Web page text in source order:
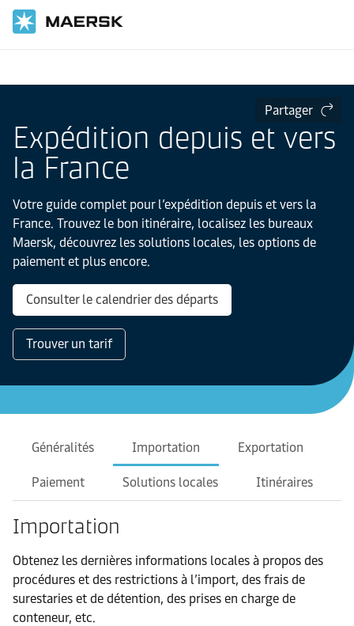
Partager
Expédition depuis et vers
la France
Votre guide complet pour l’expédition depuis et vers la
France. Trouvez le bon itinéraire, localisez les bureaux
Maersk, découvrez les solutions locales, les options de
paiement et plus encore.
Consulter le calendrier des départs
Trouver un tarif
Généralités Importation Exportation
Paiement Solutions locales Itinéraires
Importation
Obtenez les dernières informations locales à propos des
procédures et des restrictions à l’import, des frais de
surestaries et de détention, des prises en charge de
conteneur, etc.